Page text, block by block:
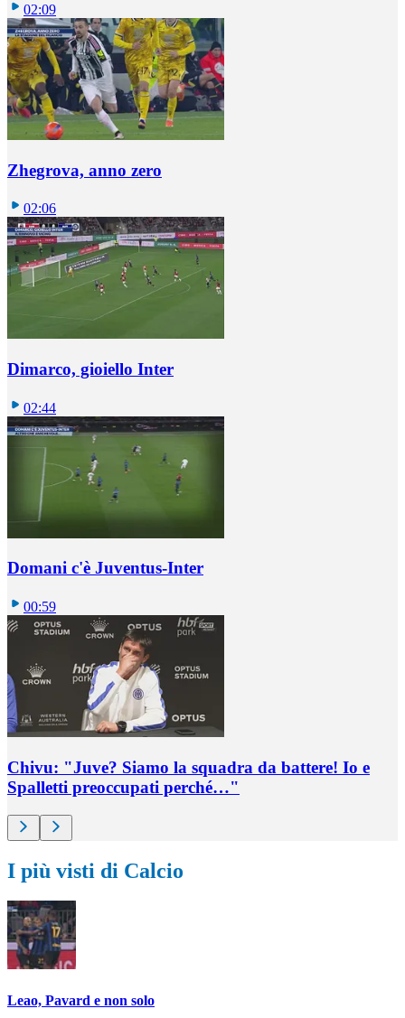
02:09
Zhegrova, anno zero
02:06
Dimarco, gioiello Inter
02:44
Domani c'è Juventus-Inter
00:59
Chivu: "Juve? Siamo la squadra da battere! Io e
Spalletti preoccupati perché…"
I più visti di Calcio
Leao, Pavard e non solo